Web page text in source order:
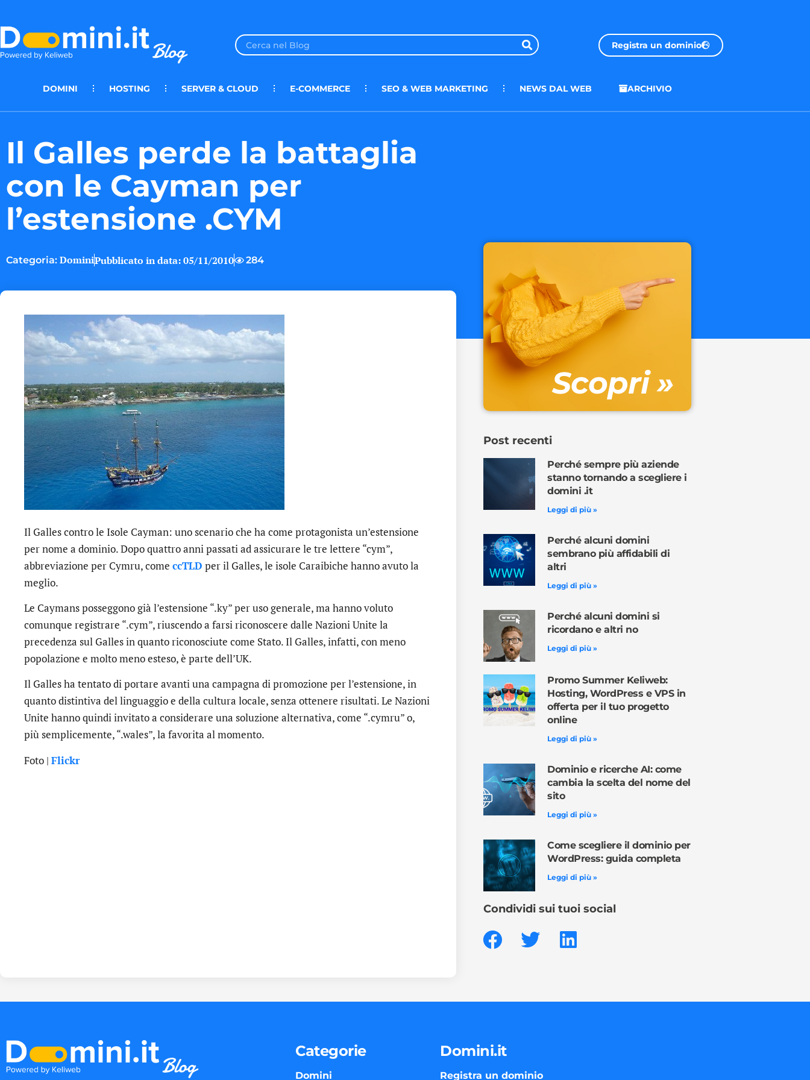
Registra un dominio
DOMINI HOSTING SERVER & CLOUD E-COMMERCE SEO & WEB MARKETING NEWS DAL WEB ARCHIVIO
Il Galles perde la battaglia
con le Cayman per
l’estensione .CYM
Categoria: DominiPubblicato in data:05/11/2010 284
Il Galles contro le Isole Cayman: uno scenario che ha come protagonista un’estensione
per nome a dominio. Dopo quattro anni passati ad assicurare le tre lettere “cym”,
abbreviazione per Cymru, come ccTLD per il Galles, le isole Caraibiche hanno avuto la
meglio.
Le Caymans posseggono già l’estensione “.ky” per uso generale, ma hanno voluto
comunque registrare “.cym”, riuscendo a farsi riconoscere dalle Nazioni Unite la
precedenza sul Galles in quanto riconosciute come Stato. Il Galles, infatti, con meno
popolazione e molto meno esteso, è parte dell’UK.
Il Galles ha tentato di portare avanti una campagna di promozione per l’estensione, in
quanto distintiva del linguaggio e della cultura locale, senza ottenere risultati. Le Nazioni
Unite hanno quindi invitato a considerare una soluzione alternativa, come “.cymru” o,
più semplicemente, “.wales”, la favorita al momento.
Foto | Flickr
Scopri »
Post recenti
Perché sempre più aziende
stanno tornando a scegliere i
domini .it
Leggi di più »
Perché alcuni domini
sembrano più affidabili di
altri
Leggi di più »
Perché alcuni domini si
ricordano e altri no
Leggi di più »
Promo Summer Keliweb:
Hosting, WordPress e VPS in
offerta per il tuo progetto
online
Leggi di più »
Dominio e ricerche AI: come
cambia la scelta del nome del
sito
Leggi di più »
Come scegliere il dominio per
WordPress: guida completa
Leggi di più »
Condividi sui tuoi social
Categorie
Domini
Domini.it
Registra un dominio